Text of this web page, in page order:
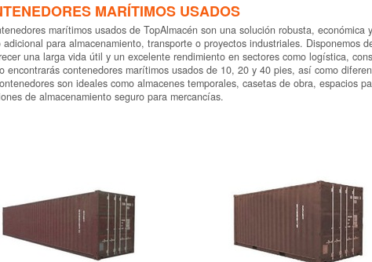
MARÍTIMOS USADOS
marítimos usados de TopAlmacén son una solución robusta,
adicional para almacenamiento, transporte o proyectos industriales. Disponemos
una larga vida útil y un excelente rendimiento en sectores como logística,
encontrarás contenedores marítimos usados de 10, 20 y 40 pies, así como
son ideales como almacenes temporales, casetas de obra, espacios
de almacenamiento seguro para mercancías.